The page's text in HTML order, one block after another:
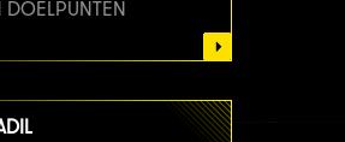
DOELPUNTEN